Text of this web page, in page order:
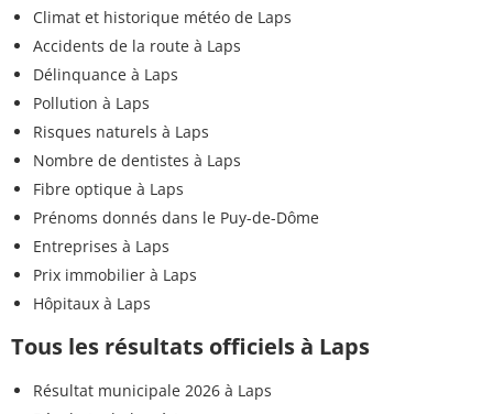
Climat et historique météo de Laps
Accidents de la route à Laps
Délinquance à Laps
Pollution à Laps
Risques naturels à Laps
Nombre de dentistes à Laps
Fibre optique à Laps
Prénoms donnés dans le Puy-de-Dôme
Entreprises à Laps
Prix immobilier à Laps
Hôpitaux à Laps
Tous les résultats officiels à Laps
Résultat municipale 2026 à Laps